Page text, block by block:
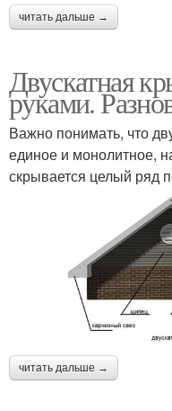
читать дальше →
Двускатная
руками.
Важно понимать, что
единое и монолитное,
скрывается целый ряд
читать дальше →